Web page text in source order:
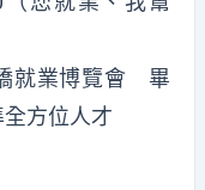
就業博覽會 畢
方位人才